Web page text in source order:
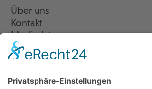
Über uns
Kontakt
Mediadaten
Newsletter
LogIn
Legal